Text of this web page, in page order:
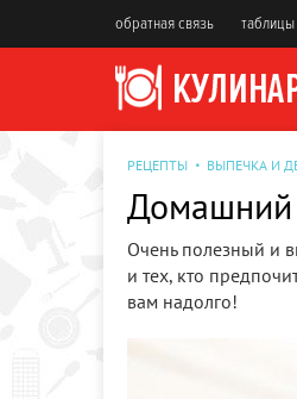
обратная связь
РЕЦЕПТЫ ВЫПЕЧКА И
Очень полезный и
и тех, кто
вам надолго!